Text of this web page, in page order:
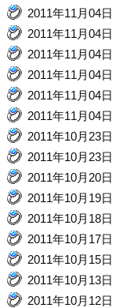
2011年11月04
2011年11月04
2011年11月04
2011年11月04
2011年11月04
2011年11月04
2011年10月23
2011年10月23
2011年10月20
2011年10月19
2011年10月18
2011年10月17
2011年10月15
2011年10月13
2011年10月12